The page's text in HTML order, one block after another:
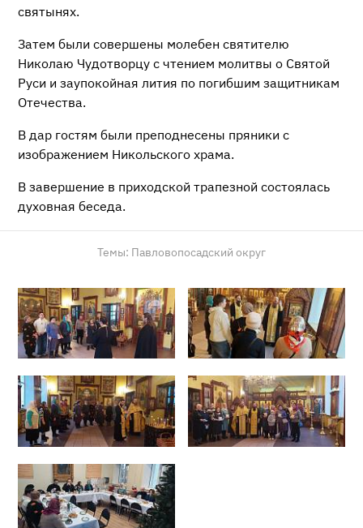
святынях.
Затем были совершены молебен святителю
Николаю Чудотворцу с чтением молитвы о Святой
Руси и заупокойная лития по погибшим защитникам
Отечества.
В дар гостям были преподнесены пряники с
изображением Никольского храма.
В завершение в приходской трапезной состоялась
духовная беседа.
Темы: Павловопосадский округ